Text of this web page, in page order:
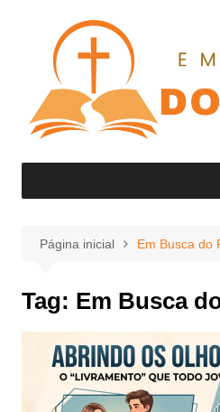
conteúdo
Página inicial Em Busca do
Tag: Em Busca